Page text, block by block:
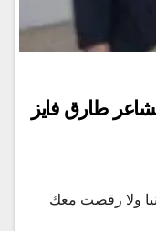
في العير ولا في النفير )) الشاعر طارق فايز
ولا رقصت معك